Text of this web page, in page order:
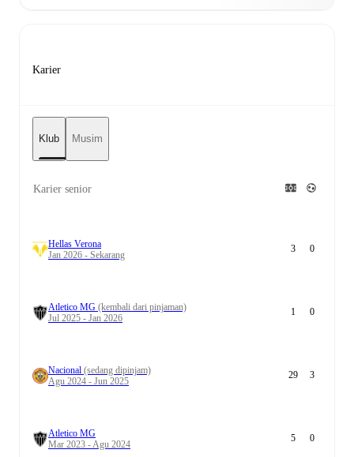
Karier
Klub Musim
Karier senior
Hellas Verona
Jan 2026 - Sekarang
3 0
Atletico MG (kembali dari pinjaman)
Jul 2025 - Jan 2026
1 0
Nacional (sedang dipinjam)
Agu 2024 - Jun 2025
29 3
Atletico MG
Mar 2023 - Agu 2024
5 0